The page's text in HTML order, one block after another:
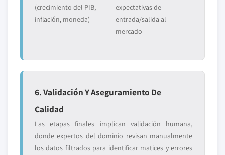
(crecimiento del PIB,
inflación, moneda)
expectativas de
entrada/salida al
mercado
6. Validación Y Aseguramiento De
Calidad
Las etapas finales implican validación humana,
donde expertos del dominio revisan manualmente
los datos filtrados para identificar matices y errores